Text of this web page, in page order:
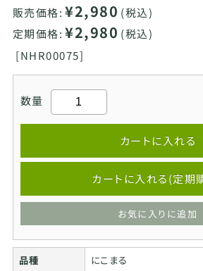
販売価格: ¥2,980 (税込)
定期価格: ¥2,980 (税込)
[NHR00075]
数量
カートに入れる
カートに入れる(定期
お気に入りに追加
品種
にこまる